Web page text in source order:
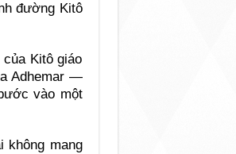
đường Kitô
Kitô giáo
Adhemar —
vào một
không mang